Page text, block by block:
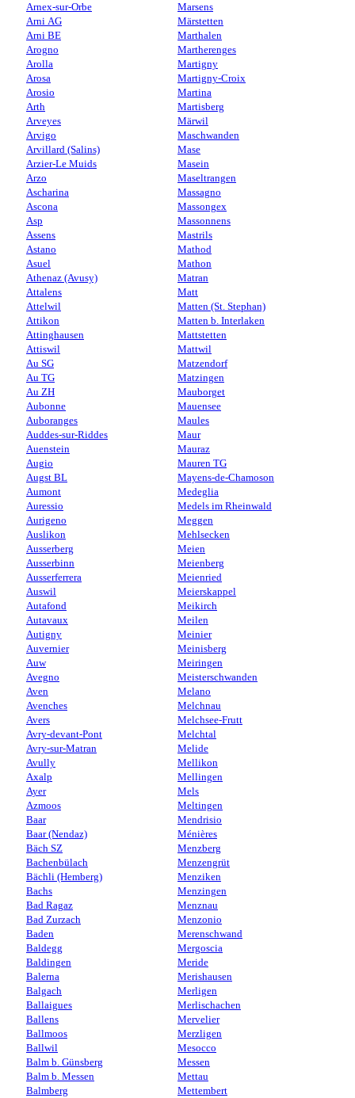
Arnex-sur-Orbe
Arni AG
Arni BE
Arogno
Arolla
Arosa
Arosio
Arth
Arveyes
Arvigo
Arvillard (Salins)
Arzier-Le Muids
Arzo
Ascharina
Ascona
Asp
Assens
Astano
Asuel
Athenaz (Avusy)
Attalens
Attelwil
Attikon
Attinghausen
Attiswil
Au SG
Au TG
Au ZH
Aubonne
Auboranges
Auddes-sur-Riddes
Auenstein
Augio
Augst BL
Aumont
Auressio
Aurigeno
Auslikon
Ausserberg
Ausserbinn
Ausserferrera
Auswil
Autafond
Autavaux
Autigny
Auvernier
Auw
Avegno
Aven
Avenches
Avers
Avry-devant-Pont
Avry-sur-Matran
Avully
Axalp
Ayer
Azmoos
Baar
Baar (Nendaz)
Bäch SZ
Bachenbülach
Bächli (Hemberg)
Bachs
Bad Ragaz
Bad Zurzach
Baden
Baldegg
Baldingen
Balerna
Balgach
Ballaigues
Ballens
Ballmoos
Ballwil
Balm b. Günsberg
Balm b. Messen
Balmberg
Marsens
Märstetten
Marthalen
Martherenges
Martigny
Martigny-Croix
Martina
Martisberg
Märwil
Maschwanden
Mase
Masein
Maseltrangen
Massagno
Massongex
Massonnens
Mastrils
Mathod
Mathon
Matran
Matt
Matten (St. Stephan)
Matten b. Interlaken
Mattstetten
Mattwil
Matzendorf
Matzingen
Mauborget
Mauensee
Maules
Maur
Mauraz
Mauren TG
Mayens-de-Chamoson
Medeglia
Medels im Rheinwald
Meggen
Mehlsecken
Meien
Meienberg
Meienried
Meierskappel
Meikirch
Meilen
Meinier
Meinisberg
Meiringen
Meisterschwanden
Melano
Melchnau
Melchsee-Frutt
Melchtal
Melide
Mellikon
Mellingen
Mels
Meltingen
Mendrisio
Ménières
Menzberg
Menzengrüt
Menziken
Menzingen
Menznau
Menzonio
Merenschwand
Mergoscia
Meride
Merishausen
Merligen
Merlischachen
Mervelier
Merzligen
Mesocco
Messen
Mettau
Mettembert